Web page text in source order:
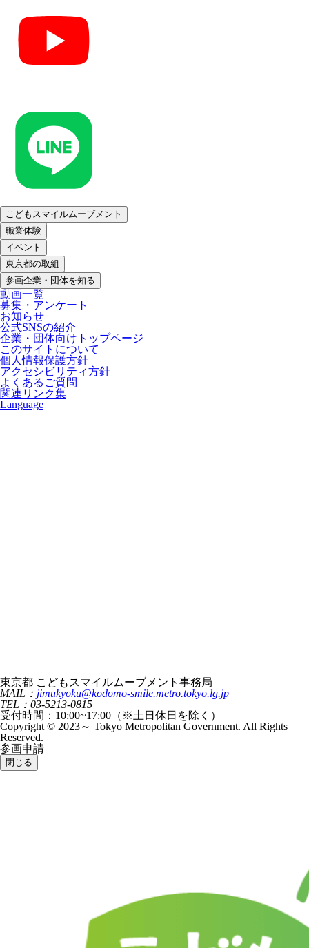
こどもスマイルムーブメント
職業体験
イベント
東京都の取組
参画企業・団体を知る
動画一覧
募集・アンケート
お知らせ
公式SNSの紹介
企業・団体向けトップページ
このサイトについて
個人情報保護方針
アクセシビリティ方針
よくあるご質問
関連リンク集
Language
東京都 こどもスマイルムーブメント事務局
MAIL： jimukyoku@kodomo-smile.metro.tokyo.lg.jp
TEL：03-5213-0815
受付時間：10:00~17:00（※土日休日を除く）
Copyright © 2023～ Tokyo Metropolitan Government. All Rights
Reserved.
参画申請
閉じる